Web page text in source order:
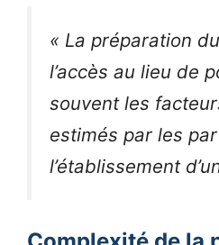
« La préparation
l’accès au lieu de
souvent les
estimés par les
l’établissement